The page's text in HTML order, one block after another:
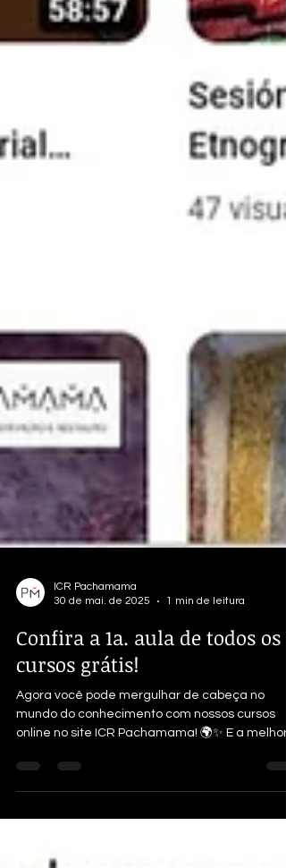
30 de mai. de 2025
1 min de leitura
Confira a 1a. aula de todos os
cursos grátis!
mundo do conhecimento com nossos cursos
online no site ICR Pachamama! 🌍✨ E a melhor